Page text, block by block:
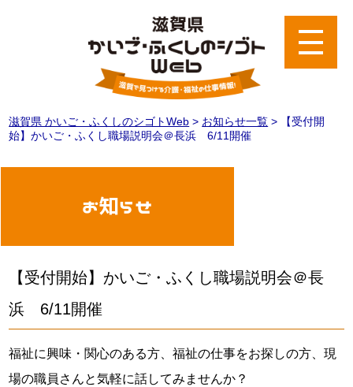
滋賀県 かいご・ふくしのシゴトWeb > お知らせ一覧 >
【受付開
始】かいご・ふくし職場説明会＠長浜 6/11開催
お知らせ
【受付開始】かいご・ふくし職場説明会＠長
浜 6/11開催
福祉に興味・関心のある方、福祉の仕事をお探しの方、現
場の職員さんと気軽に話してみませんか？